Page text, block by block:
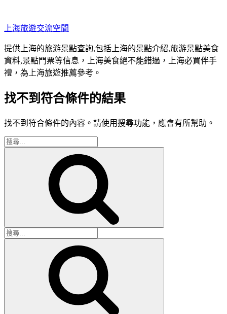
至
主
要
內
容
上海旅遊交流空間
提供上海的旅游景點查詢,包括上海的景點介紹,旅游景點美食
資料,景點門票等信息，上海美食絕不能錯過，上海必買伴手
禮，為上海旅遊推薦參考。
找不到符合條件的結果
找不到符合條件的內容。請使用搜尋功能，應會有所幫助。
搜
搜